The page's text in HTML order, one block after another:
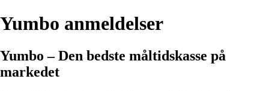
Yumbo anmeldelser
Yumbo – Den bedste måltidskasse på
markedet